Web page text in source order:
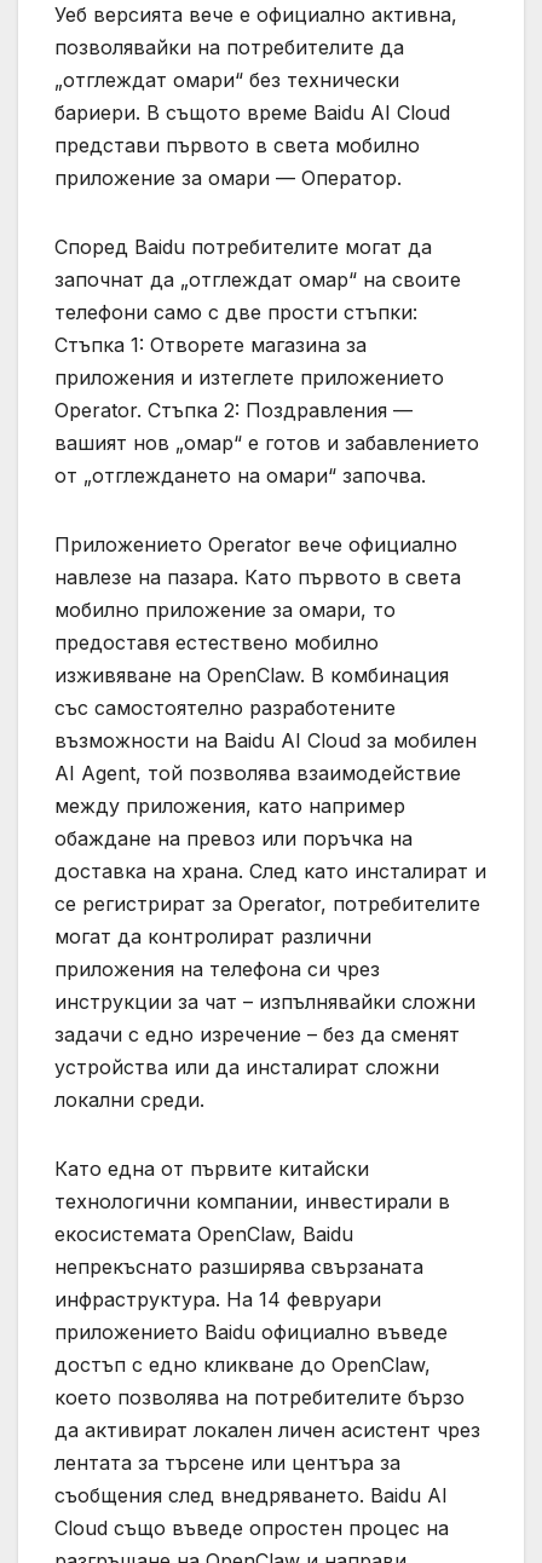
Уеб версията вече е официално активна,
позволявайки на потребителите да
„отглеждат омари“ без технически
бариери. В същото време Baidu AI Cloud
представи първото в света мобилно
приложение за омари — Оператор.
Според Baidu потребителите могат да
започнат да „отглеждат омар“ на своите
телефони само с две прости стъпки:
Стъпка 1: Отворете магазина за
приложения и изтеглете приложението
Operator. Стъпка 2: Поздравления —
вашият нов „омар“ е готов и забавлението
от „отглеждането на омари“ започва.
Приложението Operator вече официално
навлезе на пазара. Като първото в света
мобилно приложение за омари, то
предоставя естествено мобилно
изживяване на OpenClaw. В комбинация
със самостоятелно разработените
възможности на Baidu AI Cloud за мобилен
AI Agent, той позволява взаимодействие
между приложения, като например
обаждане на превоз или поръчка на
доставка на храна. След като инсталират и
се регистрират за Operator, потребителите
могат да контролират различни
приложения на телефона си чрез
инструкции за чат – изпълнявайки сложни
задачи с едно изречение – без да сменят
устройства или да инсталират сложни
локални среди.
Като една от първите китайски
технологични компании, инвестирали в
екосистемата OpenClaw, Baidu
непрекъснато разширява свързаната
инфраструктура. На 14 февруари
приложението Baidu официално въведе
достъп с едно кликване до OpenClaw,
което позволява на потребителите бързо
да активират локален личен асистент чрез
лентата за търсене или центъра за
съобщения след внедряването. Baidu AI
Cloud също въведе опростен процес на